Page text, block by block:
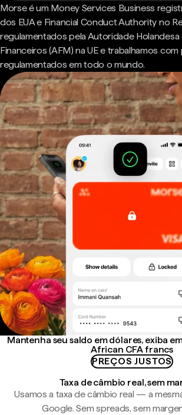
Morse é um Money Services Business
dos EUA e Financial Conduct Authority no
regulamentados pela Autoridade
Financeiros (AFM) na UE e trabalhamos
regulamentados em todo o mundo.
Mantenha seu saldo em dólares, exiba
African CFA francs
PREÇOS JUSTOS
Taxa de câmbio real, sem
Usamos a taxa de câmbio real — a
Google. Sem spreads, sem